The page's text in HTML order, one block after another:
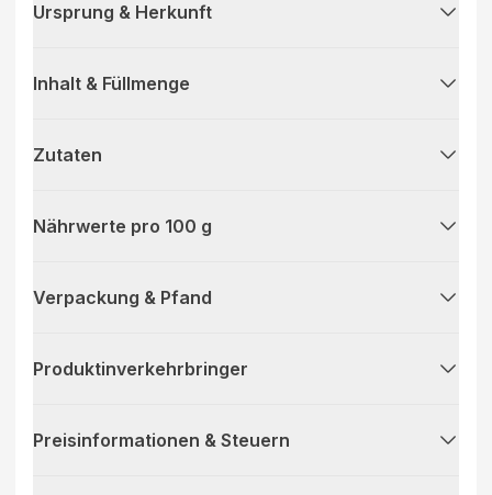
Ursprung & Herkunft
Inhalt & Füllmenge
Zutaten
Nährwerte pro 100 g
Verpackung & Pfand
Produktinverkehrbringer
Preisinformationen & Steuern